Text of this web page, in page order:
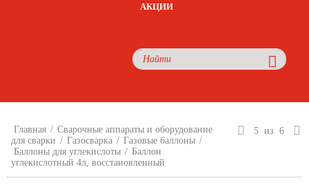
АКЦИИ
Главная / Сварочные аппараты и оборудование
для сварки / Газосварка / Газовые баллоны /
Баллоны для углекислоты / Баллон
углекислотный 4л, восстановленный
5 из 6